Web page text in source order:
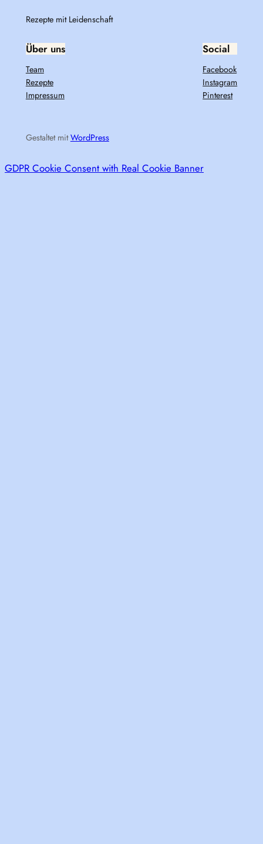
Rezepte mit Leidenschaft
Über uns
Team
Rezepte
Impressum
Social
Facebook
Instagram
Pinterest
Gestaltet mitWordPress
GDPR Cookie Consent with Real Cookie Banner